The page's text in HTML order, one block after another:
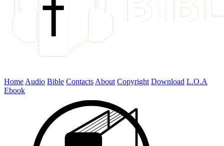
Home Audio Bible Contacts About Copyright Download L.O.A
Ebook